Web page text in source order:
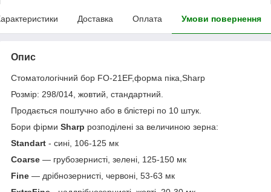
Доставка Оплата Умови повернення
Опис
Стоматологічний бор FO-21EF,форма піка,Sharp
Розмір: 298/014, жовтий, стандартний.
Продається поштучно або в блістері по 10 штук.
Бори фірми Sharp розподілені за величиною зерна:
Standart - сині, 106-125 мк
Coarse — грубозернисті, зелені, 125-150 мк
Fine — дрібнозернисті, червоні, 53-63 мк